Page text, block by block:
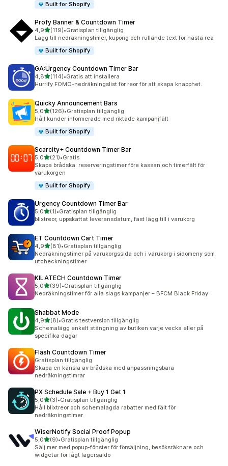
Built for Shopify
Profy Banner & Countdown Timer
4,9av 5 stjärnor
(119)
119 recensioner totalt
•Gratisplan tillgänglig
Lägg till nedräkningstimer, kupong och rullande text för nästa rea
Built for Shopify
GA:Urgency Countdown Timer Bar
4,8av 5 stjärnor
(114)
114 recensioner totalt
•Gratis att installera
Hurrify FOMO-nedräkningslist för reor för att skapa knapphet.
Quicky Announcement Bars
5,0av 5 stjärnor
(126)
126 recensioner totalt
•Gratisplan tillgänglig
Håll kunder informerade med riktade kampanjfält
Built for Shopify
Scarcity+ Countdown Timer Bar
5,0av 5 stjärnor
(21)
21 recensioner totalt
•Gratis
Skapa brådska: reserveringstimer före kassan och timerfält för
varukorgen
Built for Shopify
Urgency Countdown Timer Bar
5,0av 5 stjärnor
(1)
1 recensioner totalt
•Gratisplan tillgänglig
blixtreor, uppskattat leveransdatum, fast lägg till i varukorg
ET Countdown Cart Timer
4,9av 5 stjärnor
(81)
81 recensioner totalt
•Gratisplan tillgänglig
Nedräkningstimer på varukorgssida och i varukorg i sidomeny som
utcheckningstimer
KILATECH Countdown Timer
5,0av 5 stjärnor
(39)
39 recensioner totalt
•Gratisplan tillgänglig
Nedräkningstimer för alla slags kampanjer – BFCM Black Friday
Shabbat Mode
4,9av 5 stjärnor
(8)
8 recensioner totalt
•Gratis testversion tillgänglig
Schemalägg enkelt stängning av butiken varje vecka eller på
specifika dagar
Flash Countdown Timer
Gratisplan tillgänglig
Skapa en känsla av brådska med anpassningsbara
nedräkningstimrar
PX Schedule Sale + Buy 1 Get 1
5,0av 5 stjärnor
(3)
3 recensioner totalt
•Gratisplan tillgänglig
Håll blixtreor och schemalagda rabatter med fält för
nedräkningstimer
WiserNotify Social Proof Popup
5,0av 5 stjärnor
(9)
9 recensioner totalt
•Gratisplan tillgänglig
Sälj mer med popup-fönster för försäljning, besöksräknare och
widgetar för lågt lagersaldo